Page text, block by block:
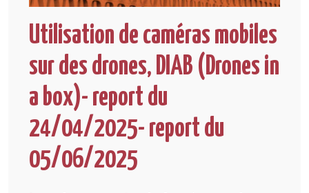
Utilisation de caméras mobiles
sur des drones, DIAB (Drones in
a box)- report du
24/04/2025- report du
05/06/2025